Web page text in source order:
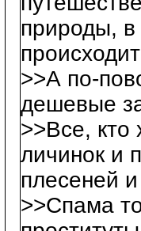
природы, в
>>А по-
дешевые
>>Все, кто
личинок и
плесеней
>>Cпама